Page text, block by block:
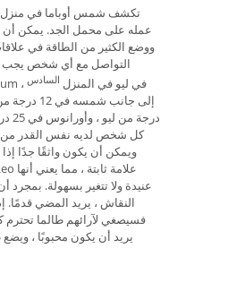
تكشف شمس أوباما في منزل
عمله على محمل الجد. يمكن أن
ووضع الكثير من الطاقة في
التواصل مع أي شخص يجب
منتظم. لديه أيضا stellium في ليو في المنزل السادس ،
كل شخص لديه نفس القدر من
ويمكن أن يكون واثقًا جدًا
عنيدة ولا تتغير بسهولة. بمجرد
النقاش ، يريد المضي قدمًا.
فسيصغي لآرائهم طالما تحترم
يريد أن يكون محبوبًا ،